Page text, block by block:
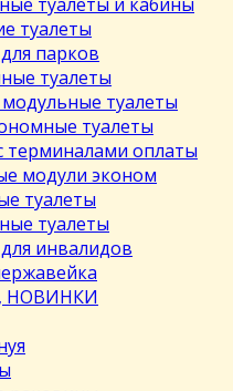
туалеты
парков
туалеты
туалеты
туалеты
терминалами оплаты
модули эконом
туалеты
туалеты
инвалидов
НОВИНКИ